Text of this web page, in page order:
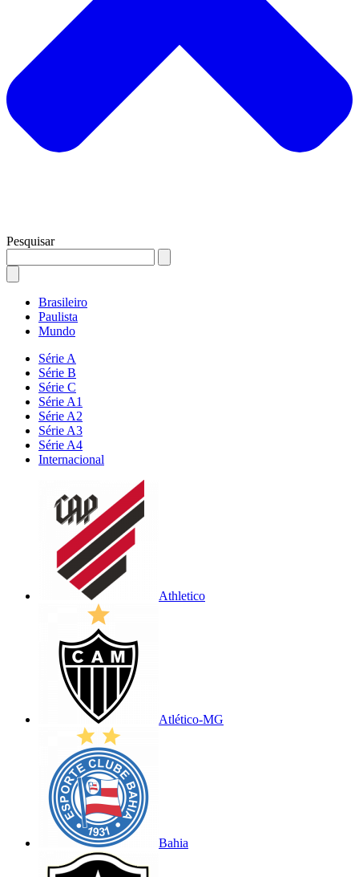
Pesquisar
Brasileiro
Paulista
Mundo
Série A
Série B
Série C
Série A1
Série A2
Série A3
Série A4
Internacional
Athletico
Atlético-MG
Bahia